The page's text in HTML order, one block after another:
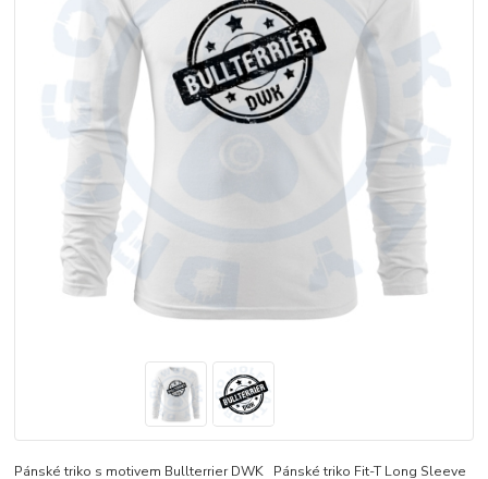
Pánské triko s motivem Bullterrier DWK Pánské triko Fit-T Long Sleeve